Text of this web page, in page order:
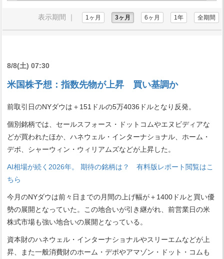
表示期間 ｜ 1ヶ月 3ヶ月 6ヶ月 1年 全期間
8/8(土) 07:30
米国株予想：指数先物が上昇 買い基調か
前取引日のNYダウは＋151ドルの5万4036ドルとなり反発。
個別銘柄では、セールスフォース・ドットコムやエヌビディアな
どが買われたほか、ハネウェル・インターナショナル、ホーム・
デポ、シャーウィン・ウィリアムズなどが上昇した。
AI相場が続く2026年。 期待の銘柄は？ 有料版レポート閲覧はこ
ちら
今月のNYダウは前々日までの月間の上げ幅が＋1400ドルと買い優
勢の展開となっていた。この地合いが引き継がれ、前営業日の米
株式市場も強い地合いの展開となっている。
資本財のハネウェル・インターナショナルやスリーエムなどが上
昇、また一般消費財のホーム・デポやアマゾン・ドット・コムも